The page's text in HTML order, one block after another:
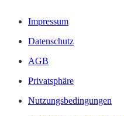
Impressum
Datenschutz
AGB
Privatsphäre
Nutzungsbedingungen